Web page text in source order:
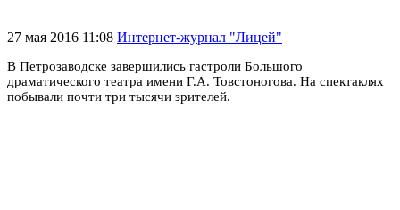
27 мая 2016 11:08 Интернет-журнал "Лицей"
В Петрозаводске завершились гастроли Большого
драматического театра имени Г.А. Товстоногова. На спектаклях
побывали почти три тысячи зрителей.